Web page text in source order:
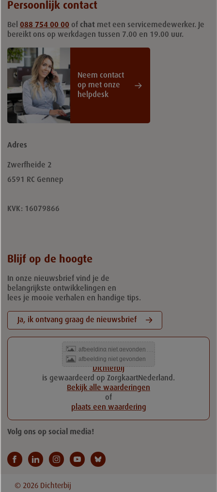
Persoonlijk contact
Bel 088 754 00 00 of chat met een servicemedewerker. Je
bereikt ons op werkdagen tussen 7.00 en 19.00 uur.
Neem contact
op met onze
helpdesk
Adres
Zwerfheide 2
6591 RC Gennep
KVK: 16079866
Blijf op de hoogte
In onze nieuwsbrief vind je de
belangrijkste ontwikkelingen en
lees je mooie verhalen en handige tips.
Ja, ik ontvang graag de nieuwsbrief
Dichterbij
is gewaardeerd op ZorgkaartNederland.
Bekijk alle waarderingen
of
plaats een waardering
Volg ons op social media!
© 2026 Dichterbij